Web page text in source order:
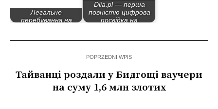
Легальне
перебування на
Diia.pl — перша
повністю цифрова
посвідка на
POPRZEDNI WPIS
Тайванці роздали у Бидгощі ваучери
на суму 1,6 млн злотих